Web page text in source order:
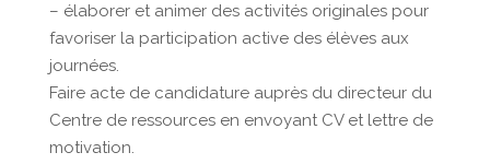
– élaborer et animer des activités originales pour
favoriser la participation active des élèves aux
journées.
Faire acte de candidature auprès du directeur du
Centre de ressources en envoyant CV et lettre de
motivation.